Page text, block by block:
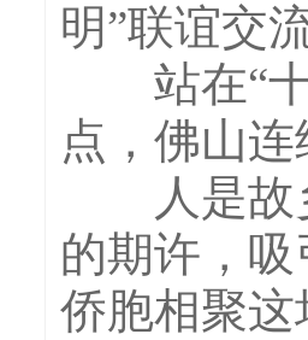
明”联谊交
站在“十
点，佛山
人是故乡
的期许，
侨胞相聚